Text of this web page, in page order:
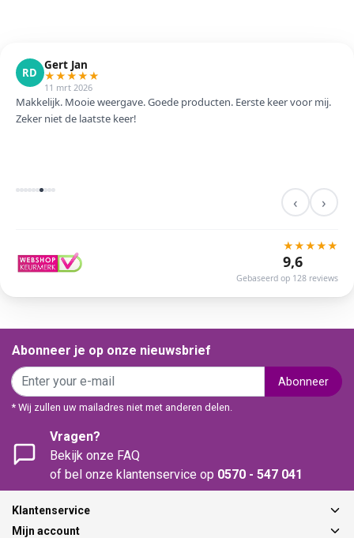
RD
Gert Jan
★★★★★
11 mrt 2026
Makkelijk. Mooie weergave. Goede producten. Eerste keer voor mij.
Zeker niet de laatste keer!
‹ ›
★★★★★
9,6
Gebaseerd op 128 reviews
Abonneer je op onze nieuwsbrief
Abonneer
* Wij zullen uw mailadres niet met anderen delen.
Vragen?
Bekijk onze FAQ
of bel onze klantenservice op 0570 - 547 041
Klantenservice
Mijn account